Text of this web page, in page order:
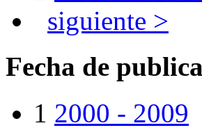
siguiente >
Fecha de
1 2000 - 2009